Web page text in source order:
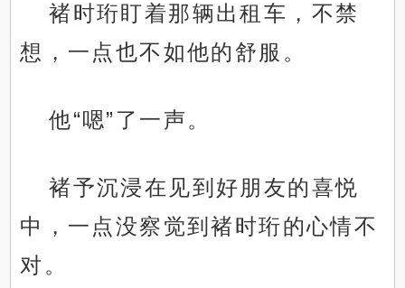
褚时珩盯着那辆出租车，不禁
想，一点也不如他的舒服。
他“嗯”了一声。
褚予沉浸在见到好朋友的喜悦
中，一点没察觉到褚时珩的心情不
对。